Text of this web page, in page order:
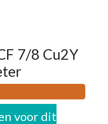
7/8 Cu2Y
voor dit